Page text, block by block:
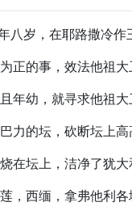
八岁，在耶路撒冷作
正的事，效法他祖
年幼，就寻求他祖
力的坛，砍断坛上
在坛上，洁净了犹
，西缅，拿弗他利